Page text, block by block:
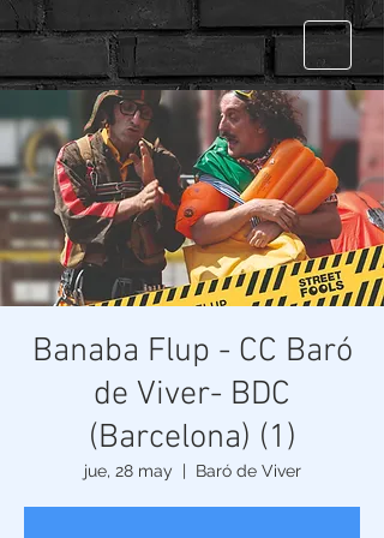
Banaba Flup - CC Baró
de Viver- BDC
(Barcelona) (1)
jue, 28 may
  |
Baró de Viver